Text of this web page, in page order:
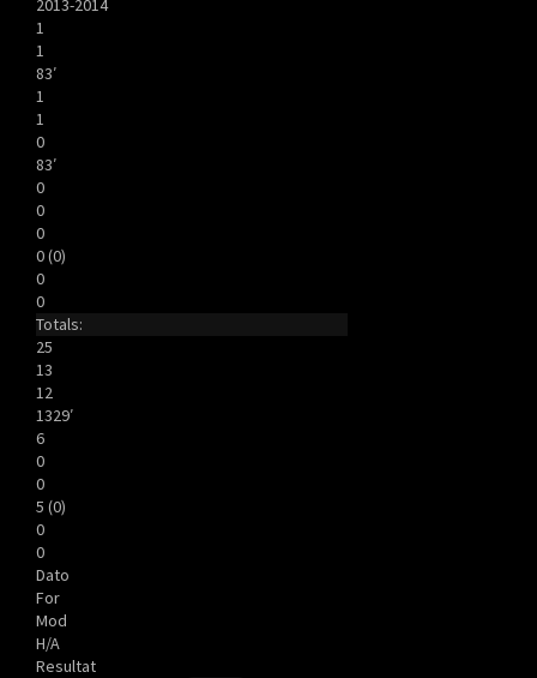
1
1
83′
1
1
0
83′
0
0
0
0 (0)
0
0
Totals:
25
13
12
1329′
6
0
0
5 (0)
0
0
Dato
For
Mod
H/A
Resultat